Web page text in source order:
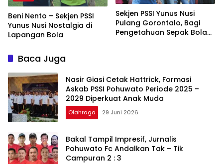
Beni Nento – Sekjen PSSI
Yunus Nusi Nostalgia di
Lapangan Bola
Sekjen PSSI Yunus Nusi
Pulang Gorontalo, Bagi
Pengetahuan Sepak Bola
Baca Juga
Nasir Giasi Cetak Hattrick, Formasi
Askab PSSI Pohuwato Periode 2025 –
2029 Diperkuat Anak Muda
Olahraga 29 Juni 2026
Bakal Tampil Impresif, Jurnalis
Pohuwato Fc Andalkan Tak – Tik
Campuran 2 : 3